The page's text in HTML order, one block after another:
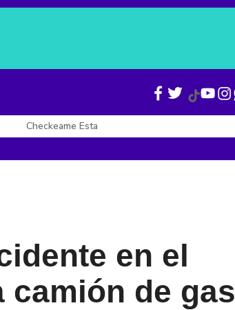
Checkeame Esta
en el
camión de gas